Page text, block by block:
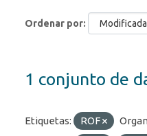
Ordenar por
1 conjunto de
Etiquetas: ROF